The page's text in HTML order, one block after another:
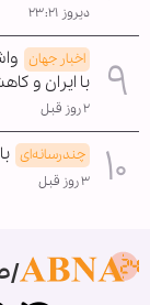
دیروز ۲۳:۲۱
اخبار جهان
با ایران و
۲ روز قبل
چندرسانه‌ای
۳ روز قبل